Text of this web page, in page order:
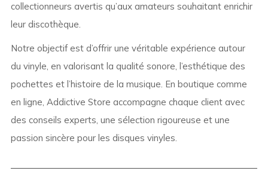
collectionneurs avertis qu’aux amateurs souhaitant enrichir
leur discothèque.
Notre objectif est d’offrir une véritable expérience autour
du vinyle, en valorisant la qualité sonore, l’esthétique des
pochettes et l’histoire de la musique. En boutique comme
en ligne, Addictive Store accompagne chaque client avec
des conseils experts, une sélection rigoureuse et une
passion sincère pour les disques vinyles.